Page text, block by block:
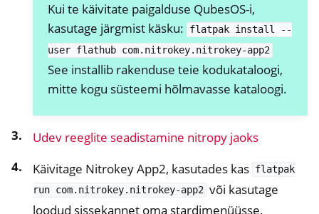
navigation of Nitrokey Python SDK v0.4.1
Kui te käivitate paigalduse QubesOS-i,
kasutage järgmist käsku:
flatpak install
--
user flathub com.nitrokey.nitrokey-app2
See installib rakenduse teie kodukataloogi,
mitte kogu süsteemi hõlmavasse kataloogi.
Udev reeglite seadistamine nitropy jaoks
Käivitage Nitrokey App2, kasutades kas flatpak
run com.nitrokey.nitrokey-app2 või kasutage
loodud sissekannet oma stardimenüüsse.